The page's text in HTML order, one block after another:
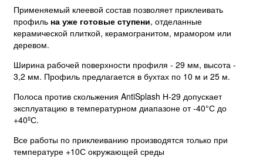
Применяемый клеевой состав позволяет приклеивать
профиль на уже готовые ступени, отделанные
керамической плиткой, керамогранитом, мрамором или
деревом.
Ширина рабочей поверхности профиля - 29 мм, высота -
3,2 мм. Профиль предлагается в бухтах по 10 м и 25 м.
Полоса против скольжения AntiSplash Н-29 допускает
эксплуатацию в температурном диапазоне от -40°С до
+40ºС.
Все работы по приклеиванию производятся только при
температуре +10С окружающей среды